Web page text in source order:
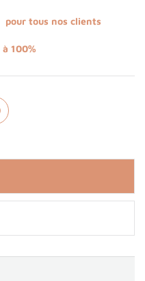
pour tous nos clients
à 100%